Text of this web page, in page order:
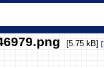
[5.75 kB]